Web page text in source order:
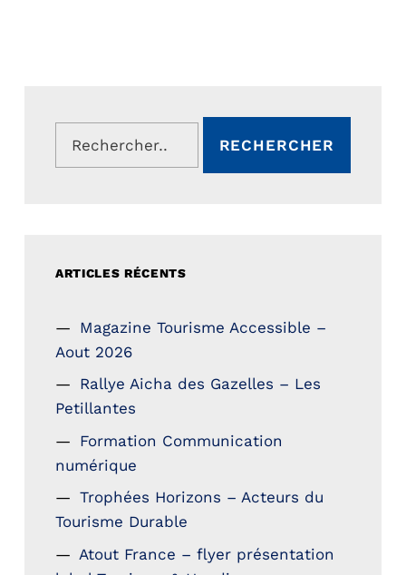
Rechercher :
ARTICLES RÉCENTS
Magazine Tourisme Accessible –
Aout 2026
Rallye Aicha des Gazelles – Les
Petillantes
Formation Communication
numérique
Trophées Horizons – Acteurs du
Tourisme Durable
Atout France – flyer présentation